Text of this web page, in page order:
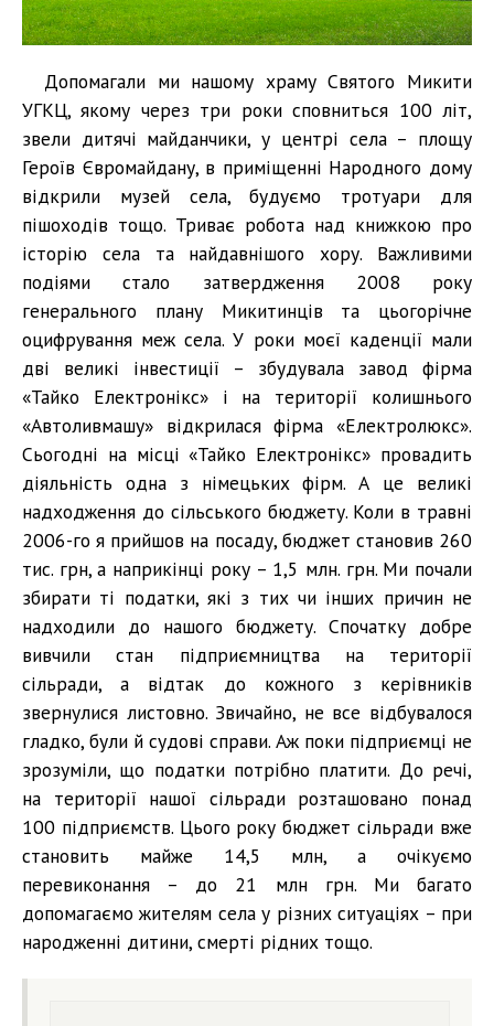
Допомагали ми нашому храму Святого Микити
УГКЦ, якому через три роки сповниться 100 літ,
звели дитячі майданчики, у центрі села – площу
Героїв Євромайдану, в приміщенні Народного дому
відкрили музей села, будуємо тротуари для
пішоходів тощо. Триває робота над книжкою про
історію села та найдавнішого хору. Важливими
подіями стало затвердження 2008 року
генерального плану Микитинців та цьогорічне
оцифрування меж села. У роки моєї каденції мали
дві великі інвестиції – збудувала завод фірма
«Тайко Електронікс» і на території колишнього
«Автоливмашу» відкрилася фірма «Електролюкс».
Сьогодні на місці «Тайко Електронікс» провадить
діяльність одна з німецьких фірм. А це великі
надходження до сільського бюджету. Коли в травні
2006-го я прийшов на посаду, бюджет становив 260
тис. грн, а наприкінці року – 1,5 млн. грн. Ми почали
збирати ті податки, які з тих чи інших причин не
надходили до нашого бюджету. Спочатку добре
вивчили стан підприємництва на території
сільради, а відтак до кожного з керівників
звернулися листовно. Звичайно, не все відбувалося
гладко, були й судові справи. Аж поки підприємці не
зрозуміли, що податки потрібно платити. До речі,
на території нашої сільради розташовано понад
100 підприємств. Цього року бюджет сільради вже
становить майже 14,5 млн, а очікуємо
перевиконання – до 21 млн грн. Ми багато
допомагаємо жителям села у різних ситуаціях – при
народженні дитини, смерті рідних тощо.